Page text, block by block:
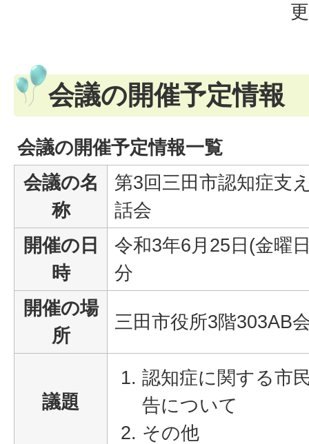
会議の開催予定情報
会議の開催予定情報一覧
会議の名
称
第3回三田市認知症支
話会
開催の日
時
令和3年6月25日(金曜
分
開催の場
所
三田市役所3階303AB
議題
認知症に関する市
告について
その他